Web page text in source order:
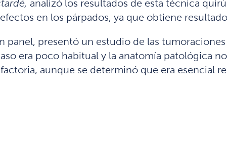
analizó los resultados de esta técnica
en los párpados, ya que obtiene
panel, presentó un estudio de las
era poco habitual y la anatomía patológica
aunque se determinó que era esencial